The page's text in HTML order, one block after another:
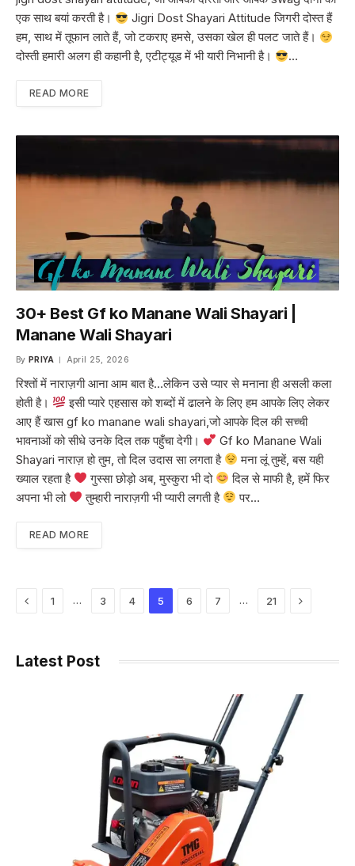
एक साथ बयां करती है।
Jigri Dost Shayari Attitude जिगरी दोस्त हैं
हम, साथ में तूफान लाते हैं, जो टकराए हमसे, उसका खेल ही पलट जाते हैं।
दोस्ती हमारी अलग ही कहानी है, एटीट्यूड में भी यारी निभानी है।
…
READ MORE
30+ Best Gf ko Manane Wali Shayari |
Manane Wali Shayari
By PRIYA April 25, 2026
रिश्तों में नाराज़गी आना आम बात है…लेकिन उसे प्यार से मनाना ही असली कला
होती है।
इसी प्यारे एहसास को शब्दों में ढालने के लिए हम आपके लिए लेकर
आए हैं खास gf ko manane wali shayari,जो आपके दिल की सच्ची
भावनाओं को सीधे उनके दिल तक पहुँचा देगी।
Gf ko Manane Wali
Shayari नाराज़ हो तुम, तो दिल उदास सा लगता है
मना लूं तुम्हें, बस यही
ख्याल रहता है
गुस्सा छोड़ो अब, मुस्कुरा भी दो
दिल से माफी है, हमें फिर
अपना भी लो
तुम्हारी नाराज़गी भी प्यारी लगती है पर…
READ MORE
Previous
1 … 3 4 5 6 7 … 21 Next
Latest Post